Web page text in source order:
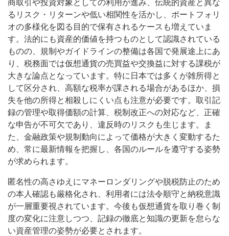
商取引や投資対象としての利用が進み、伝統的資産と異な
るリスク・リターンや低い相関性を活かし、ポートフォリ
オの多様化を図る目的で保有されるケースも増えていま
す。法的にも資産的価値を持つものとして認識されている
ものの、規制やガイドラインの整備は各国で発展途上にあ
り、税務面では仮想通貨の売買益や交換益に対する課税が
大きな論点となっています。特に日本では多くが雑所得と
して区分され、高額な税率が課される場合があるほか、損
失を他の所得と相殺しにくい点も注意が必要です。取引記
録の管理や取得価額の計算、税制改正への対応など、正確
な申告が不可欠であり、違反時のリスクも生じます。ま
た、金融政策や規制動向によって価格が大きく変動するた
め、常に最新情報を把握し、各国のルールを遵守する姿勢
が求められます。
匿名性の高さゆえにマネーロンダリングや脱税防止のため
の本人確認も厳格化され、利用者には法令順守と納税意識
が一層重要視されています。今後も仮想通貨を取り巻く制
度の変化に注意しつつ、記録の徹底と知識の更新を怠らな
い資産管理の姿勢が必要とされます。